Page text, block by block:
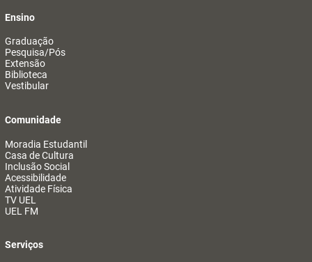
Ensino
Graduação
Pesquisa/Pós
Extensão
Biblioteca
Vestibular
Comunidade
Moradia Estudantil
Casa de Cultura
Inclusão Social
Acessibilidade
Atividade Física
TV UEL
UEL FM
Serviços